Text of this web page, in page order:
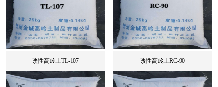
改性高岭土TL-107 改性高岭土RC-90